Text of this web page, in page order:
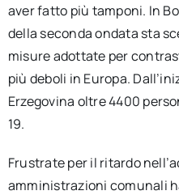
aver fatto più tamponi. In
della seconda ondata sta
misure adottate per
più deboli in Europa.
Erzegovina oltre 4400
19.
Frustrate per il ritardo
amministrazioni comunali